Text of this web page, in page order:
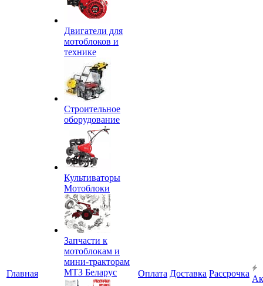
Главная
Двигатели для
мотоблоков и
технике
Строительное
оборудование
Культиваторы
Мотоблоки
Запчасти к
мотоблокам и
мини-тракторам
МТЗ Беларус
Оплата Доставка Рассрочка